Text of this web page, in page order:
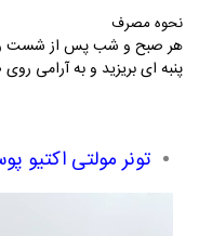
نحوه مصرف
هر صبح و شب پس از شست و
پنبه‌ ای بریزید و به آرامی
تونر مولتی اکتیو